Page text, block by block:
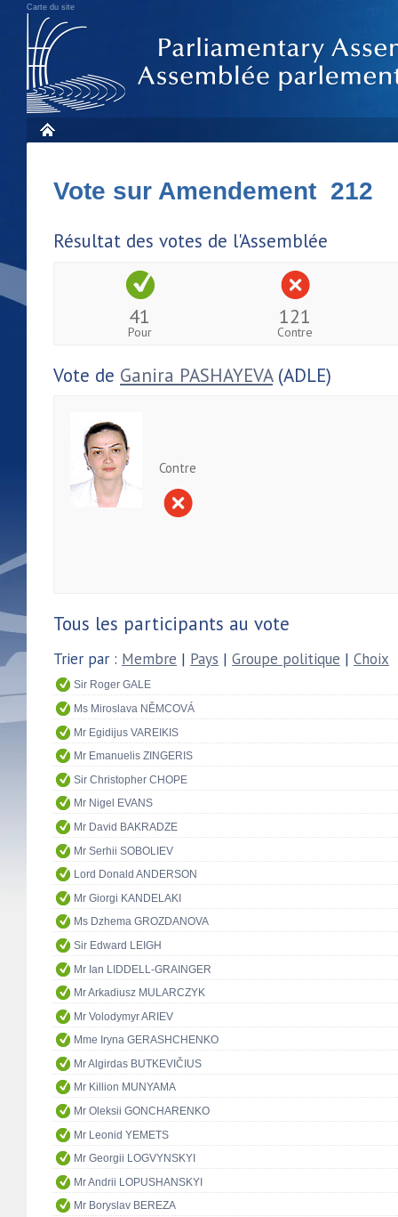
Carte du site
Vote sur Amendement 212
Résultat des votes de l'Assemblée
41
Pour
121
Contre
Vote de Ganira PASHAYEVA(ADLE)
Contre
Tous les participants au vote
Trier par : Membre | Pays | Groupe politique | Choix
Sir Roger GALE
Ms Miroslava NĚMCOVÁ
Mr Egidijus VAREIKIS
Mr Emanuelis ZINGERIS
Sir Christopher CHOPE
Mr Nigel EVANS
Mr David BAKRADZE
Mr Serhii SOBOLIEV
Lord Donald ANDERSON
Mr Giorgi KANDELAKI
Ms Dzhema GROZDANOVA
Sir Edward LEIGH
Mr Ian LIDDELL-GRAINGER
Mr Arkadiusz MULARCZYK
Mr Volodymyr ARIEV
Mme Iryna GERASHCHENKO
Mr Algirdas BUTKEVIČIUS
Mr Killion MUNYAMA
Mr Oleksii GONCHARENKO
Mr Leonid YEMETS
Mr Georgii LOGVYNSKYI
Mr Andrii LOPUSHANSKYI
Mr Boryslav BEREZA